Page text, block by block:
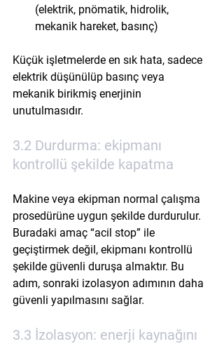
(elektrik, pnömatik, hidrolik,
mekanik hareket, basınç)
Küçük işletmelerde en sık hata, sadece
elektrik düşünülüp basınç veya
mekanik birikmiş enerjinin
unutulmasıdır.
3.2 Durdurma: ekipmanı
kontrollü şekilde kapatma
Makine veya ekipman normal çalışma
prosedürüne uygun şekilde durdurulur.
Buradaki amaç “acil stop” ile
geçiştirmek değil, ekipmanı kontrollü
şekilde güvenli duruşa almaktır. Bu
adım, sonraki izolasyon adımının daha
güvenli yapılmasını sağlar.
3.3 İzolasyon: enerji kaynağını